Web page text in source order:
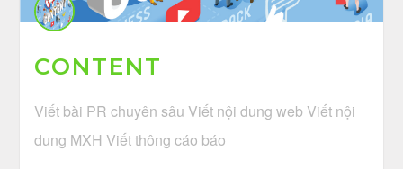
CONTENT
Viết bài PR chuyên sâu Viết nội dung web Viết nội
dung MXH Viết thông cáo báo